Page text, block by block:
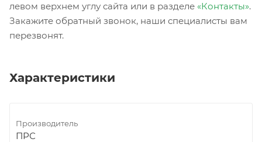
левом верхнем углу сайта или в разделе «Контакты».
Закажите обратный звонок, наши специалисты вам
перезвонят.
Характеристики
Производитель
ПРС